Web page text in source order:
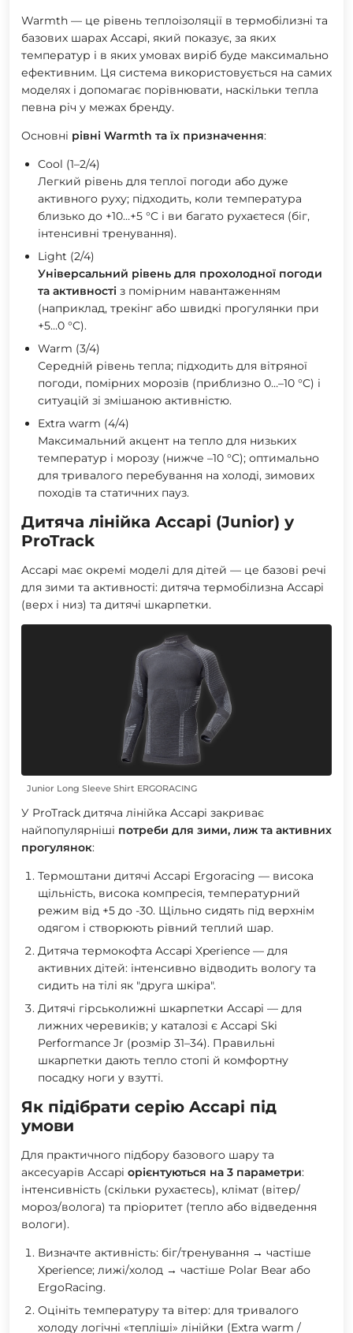
Warmth — це рівень теплоізоляції в термобілизні та
базових шарах Accapi, який показує, за яких
температур і в яких умовах виріб буде максимально
ефективним. Ця система використовується на самих
моделях і допомагає порівнювати, наскільки тепла
певна річ у межах бренду.
Основні рівні Warmth та їх призначення:
Cool (1–2/4)
Легкий рівень для теплої погоди або дуже
активного руху; підходить, коли температура
близько до +10…+5 °C і ви багато рухаєтеся (біг,
інтенсивні тренування).
Light (2/4)
Універсальний рівень для прохолодної погоди
та активності з помірним навантаженням
(наприклад, трекінг або швидкі прогулянки при
+5…0 °C).
Warm (3/4)
Середній рівень тепла; підходить для вітряної
погоди, помірних морозів (приблизно 0…–10 °C) і
ситуацій зі змішаною активністю.
Extra warm (4/4)
Максимальний акцент на тепло для низьких
температур і морозу (нижче –10 °C); оптимально
для тривалого перебування на холоді, зимових
походів та статичних пауз.
Дитяча лінійка Accapi (Junior) у
ProTrack
Accapi має окремі моделі для дітей — це базові речі
для зими та активності: дитяча термобілизна Accapi
(верх і низ) та дитячі шкарпетки.
Junior Long Sleeve Shirt ERGORACING
У ProTrack дитяча лінійка Accapi закриває
найпопулярніші потреби для зими, лиж та активних
прогулянок:
Термоштани дитячі Accapi Ergoracing — висока
щільність, висока компресія, температурний
режим від +5 до -30. Щільно сидять під верхнім
одягом і створюють рівний теплий шар.
Дитяча термокофта Accapi Xperience — для
активних дітей: інтенсивно відводить вологу та
сидить на тілі як "друга шкіра".
Дитячі гірськолижні шкарпетки Accapi — для
лижних черевиків; у каталозі є Accapi Ski
Performance Jr (розмір 31–34). Правильні
шкарпетки дають тепло стопі й комфортну
посадку ноги у взутті.
Як підібрати серію Accapi під
умови
Для практичного підбору базового шару та
аксесуарів Accapi орієнтуються на 3 параметри:
інтенсивність (скільки рухаєтесь), клімат (вітер/
мороз/волога) та пріоритет (тепло або відведення
вологи).
Визначте активність: біг/тренування → частіше
Xperience; лижі/холод → частіше Polar Bear або
ErgoRacing.
Оцініть температуру та вітер: для тривалого
холоду логічні «тепліші» лінійки (Extra warm /